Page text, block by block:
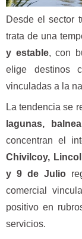
Desde el sector
trata de una
y estable, con
elige destinos
vinculadas a la
La tendencia se
lagunas,
concentran el
Chivilcoy,
y 9 de Julio
comercial
positivo en
servicios.